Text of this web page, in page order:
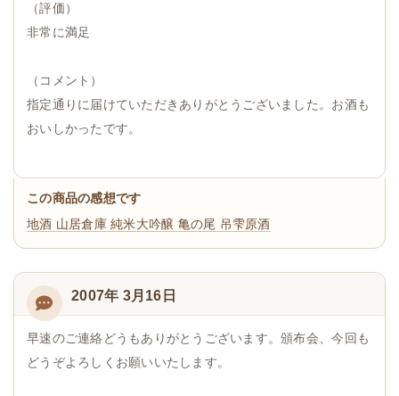
（評価）
非常に満足
（コメント）
指定通りに届けていただきありがとうございました。お酒も
おいしかったです。
この商品の感想です
地酒 山居倉庫 純米大吟醸 亀の尾 吊雫原酒
2007年 3月16日
早速のご連絡どうもありがとうございます。頒布会、今回も
どうぞよろしくお願いいたします。